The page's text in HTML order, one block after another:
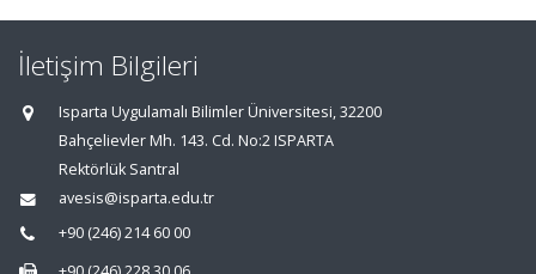
İletişim Bilgileri
Isparta Uygulamalı Bilimler Üniversitesi, 32200
Bahçelievler Mh. 143. Cd. No:2 ISPARTA
Rektörlük Santral
avesis@isparta.edu.tr
+90 (246) 214 60 00